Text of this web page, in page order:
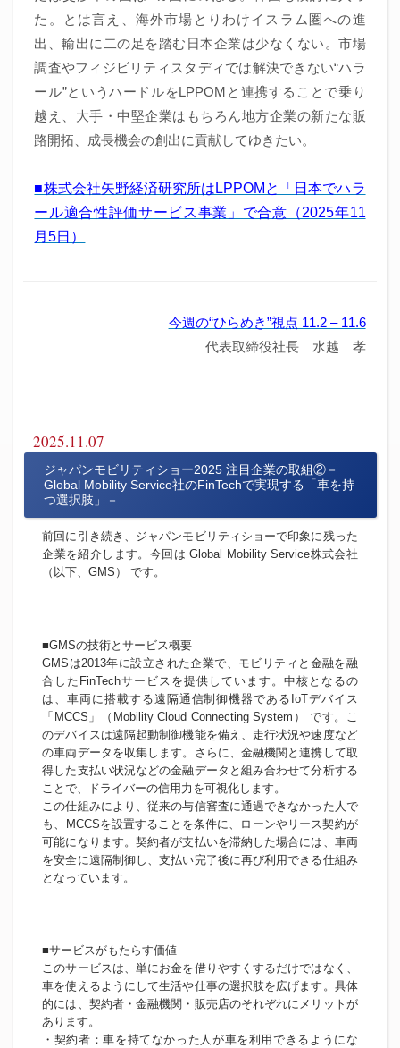
た。とは言え、海外市場とりわけイスラム圏への進
出、輸出に二の足を踏む日本企業は少なくない。市場
調査やフィジビリティスタディでは解決できない“ハラ
ール”というハードルをLPPOMと連携することで乗り
越え、大手・中堅企業はもちろん地方企業の新たな販
路開拓、成長機会の創出に貢献してゆきたい。
■株式会社矢野経済研究所はLPPOMと「日本でハラ
ール適合性評価サービス事業」で合意（2025年11
月5日）
今週の“ひらめき”視点 11.2 – 11.6
代表取締役社長 水越 孝
2025.11.07
ジャパンモビリティショー2025 注目企業の取組②－
Global Mobility Service社のFinTechで実現する「車を持
つ選択肢」－
前回に引き続き、ジャパンモビリティショーで印象に残った
企業を紹介します。今回は Global Mobility Service株式会社
（以下、GMS） です。
■GMSの技術とサービス概要
GMSは2013年に設立された企業で、モビリティと金融を融
合したFinTechサービスを提供しています。中核となるの
は、車両に搭載する遠隔通信制御機器であるIoTデバイス
「MCCS」（Mobility Cloud Connecting System） です。こ
のデバイスは遠隔起動制御機能を備え、走行状況や速度など
の車両データを収集します。さらに、金融機関と連携して取
得した支払い状況などの金融データと組み合わせて分析する
ことで、ドライバーの信用力を可視化します。
この仕組みにより、従来の与信審査に通過できなかった人で
も、MCCSを設置することを条件に、ローンやリース契約が
可能になります。契約者が支払いを滞納した場合には、車両
を安全に遠隔制御し、支払い完了後に再び利用できる仕組み
となっています。
■サービスがもたらす価値
このサービスは、単にお金を借りやすくするだけではなく、
車を使えるようにして生活や仕事の選択肢を広げます。具体
的には、契約者・金融機関・販売店のそれぞれにメリットが
あります。
・契約者：車を持てなかった人が車を利用できるようにな